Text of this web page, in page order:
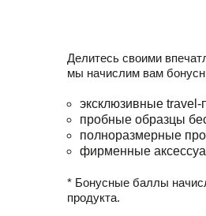
Делитесь своими
мы начислим вам
эксклюзивные travel-
пробные образцы
полноразмерные
фирменные
* Бонусные баллы
продукта.